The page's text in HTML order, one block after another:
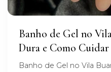
Banho de Gel no
Dura e Como
Banho de Gel no Vila